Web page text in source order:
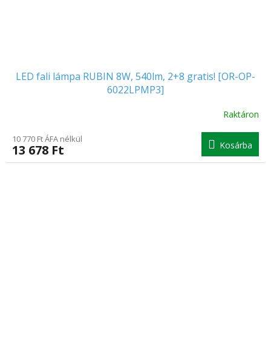
LED fali lámpa RUBIN 8W, 540lm, 2+8 gratis! [OR-OP-
6022LPMP3]
Raktáron
10 770 Ft ÁFA nélkül
13 678 Ft Kosárba